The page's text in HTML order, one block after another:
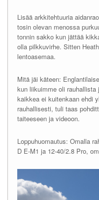
Lisää arkkitehtuuria
tosin olevan menossa
tonnin sakko kun jättää
olla pilkkuvirhe. Sitten
lentoasemaa.
Mitä jäi käteen:
kun liikuimme oli
kaikkea ei kuitenkaan ehdi
rauhallisesti, tuli taas
taiteeseen ja videoon.
Loppuhuomautus: Omalla
D E-M1 ja 12-40/2.8 Pro,